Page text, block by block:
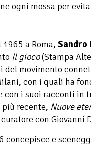
ogni mossa per
1965 a Roma, Sandro
Il gioco(Stampa
del movimento
con i quali ha
con i suoi racconti in
recente, Nuove
con Giovanni
concepisce e